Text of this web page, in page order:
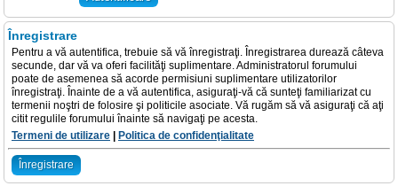
Înregistrare
Pentru a vă autentifica, trebuie să vă înregistraţi. Înregistrarea durează câteva
secunde, dar vă va oferi facilităţi suplimentare. Administratorul forumului
poate de asemenea să acorde permisiuni suplimentare utilizatorilor
înregistraţi. Înainte de a vă autentifica, asiguraţi-vă că sunteţi familiarizat cu
termenii noştri de folosire şi politicile asociate. Vă rugăm să vă asiguraţi că aţi
citit regulile forumului înainte să navigaţi pe acesta.
Termeni de utilizare
Politica de confidenţialitate
Înregistrare